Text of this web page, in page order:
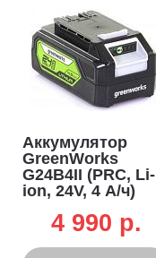
Аккумулятор
GreenWorks
G24B4II (PRC, Li-
ion, 24V, 4 А/ч)
4 990 p.